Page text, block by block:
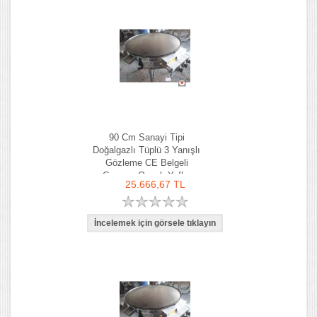
90 Cm Sanayi Tipi
Doğalgazlı Tüplü 3 Yanışlı
Gözleme CE Belgeli
Gazmer Onaylı Yufka
Ocağı
25.666,67 TL